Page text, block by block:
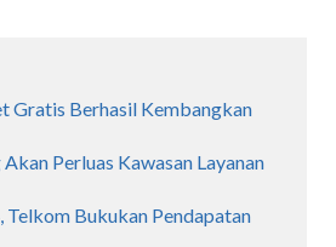
Gratis Berhasil Kembangkan
Perluas Kawasan Layanan
Bukukan Pendapatan